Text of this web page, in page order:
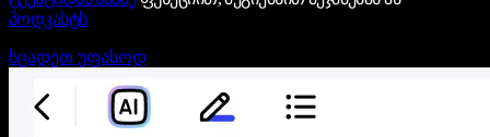
პოდკასტს
სცადეთ უფასოდ